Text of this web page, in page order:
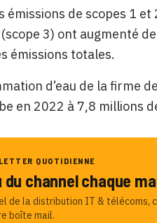
émissions de scopes 1
3) ont augmenté
émissions totales.
d’eau de la firme
en 2022 à 7,8 millions
QUOTIDIENNE
du channel chaque
de la distribution IT & télécoms,
boîte mail.